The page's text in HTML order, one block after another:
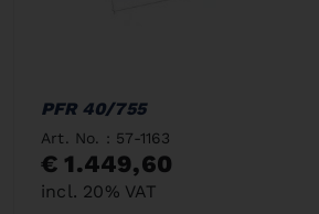
PFR 40/755
Art. No. : 57-1163
€ 1.449,60
incl. 20% VAT